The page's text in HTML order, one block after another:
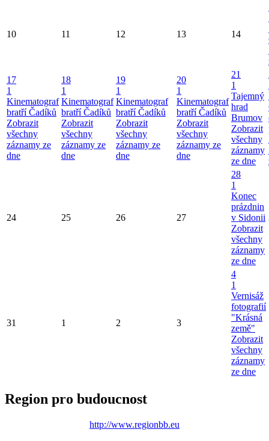
10 11 12 13 14
17
1
Kinematograf
bratří Čadíků
Zobrazit
všechny
záznamy ze
dne
18
1
Kinematograf
bratří Čadíků
Zobrazit
všechny
záznamy ze
dne
19
1
Kinematograf
bratří Čadíků
Zobrazit
všechny
záznamy ze
dne
20
1
Kinematograf
bratří Čadíků
Zobrazit
všechny
záznamy ze
dne
21
1
Tajemný
hrad
Brumov
Zobrazit
všechny
záznamy
ze dne
24 25 26 27
28
1
Konec
prázdnin
v Sidonii
Zobrazit
všechny
záznamy
ze dne
31 1 2 3
4
1
Vernisáž
fotografií
"Krásná
země"
Zobrazit
všechny
záznamy
ze dne
Region pro budoucnost
http://www.regionbb.eu